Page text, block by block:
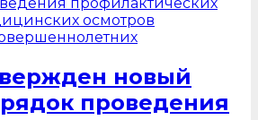
новый
проведения